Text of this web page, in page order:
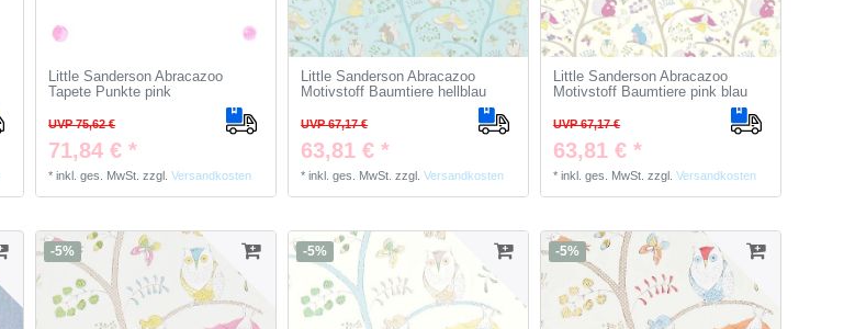
Little Sanderson Abracazoo
Tapete Punkte pink
UVP 75,62 €
71,84 € *
*inkl. ges. MwSt. zzgl.Versandkosten
Little Sanderson Abracazoo
Motivstoff Baumtiere hellblau
UVP 67,17 €
63,81 € *
*inkl. ges. MwSt. zzgl.Versandkosten
Little Sanderson Abracazoo
Motivstoff Baumtiere pink blau
UVP 67,17 €
63,81 € *
*inkl. ges. MwSt. zzgl.Versandkosten
-5% -5% -5%